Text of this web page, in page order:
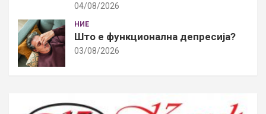
04/08/2026
НИЕ
Што е функционална депресија?
03/08/2026